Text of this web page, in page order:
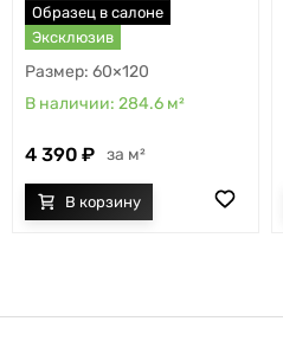
Образец в салоне
Эксклюзив
60×120
284.6 м²
4 390 м²